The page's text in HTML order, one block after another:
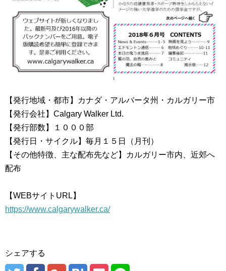
【発行地域・都市】カナダ・アルバータ州・カルガリー市
【発行会社】Calgary Walker Ltd.
【発行部数】１０００部
【発行日・サイクル】毎月１５日（月刊）
【その他特徴、主な配布先など】カルガリー市内、近郊へ
配布
【WEBサイトURL】
https://www.calgarywalker.ca/
シェアする